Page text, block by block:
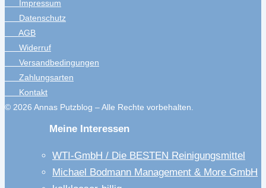
Impressum
Datenschutz
AGB
Widerruf
Versandbedingungen
Zahlungsarten
Kontakt
© 2026 Annas Putzblog – Alle Rechte vorbehalten.
Meine Interessen
WTI-GmbH / Die BESTEN Reinigungsmittel
Michael Bodmann Management & More GmbH